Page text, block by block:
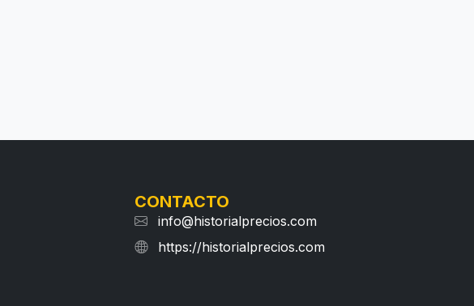
CONTACTO
info@historialprecios.com
https://historialprecios.com